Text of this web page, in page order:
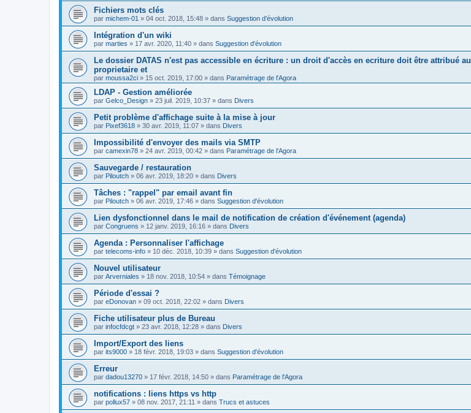
Fichiers mots clés
par michem-01 » 04 oct. 2018, 15:48 » dans Suggestion d'évolution
Intégration d'un wiki
par marties » 17 avr. 2020, 11:40 » dans Suggestion d'évolution
Le dossier DATAS n'est pas accessible en écriture : un droit d'accès en ecriture doit être attribué au
proprietaire et
par moussa2ci » 15 oct. 2019, 17:00 » dans Paramétrage de l'Agora
LDAP - Gestion améliorée
par Gelco_Design » 23 juil. 2019, 10:37 » dans Divers
Petit problème d'affichage suite à la mise à jour
par Pixef3618 » 30 avr. 2019, 11:07 » dans Divers
Impossibilité d'envoyer des mails via SMTP
par camexin78 » 24 avr. 2019, 00:42 » dans Paramétrage de l'Agora
Sauvegarde / restauration
par Piloutch » 06 avr. 2019, 18:20 » dans Divers
Tâches : "rappel" par email avant fin
par Piloutch » 06 avr. 2019, 17:46 » dans Suggestion d'évolution
Lien dysfonctionnel dans le mail de notification de création d'événement (agenda)
par Congruens » 12 janv. 2019, 16:16 » dans Divers
Agenda : Personnaliser l'affichage
par telecoms-info » 10 déc. 2018, 10:39 » dans Suggestion d'évolution
Nouvel utilisateur
par Arverniales » 18 nov. 2018, 10:54 » dans Témoignage
Période d'essai ?
par eDonovan » 09 oct. 2018, 22:02 » dans Divers
Fiche utilisateur plus de Bureau
par infocfdcgt » 23 avr. 2018, 12:28 » dans Divers
Import/Export des liens
par its9000 » 18 févr. 2018, 19:03 » dans Suggestion d'évolution
Erreur
par dadou13270 » 17 févr. 2018, 14:50 » dans Paramétrage de l'Agora
notifications : liens https vs http
par pollux57 » 08 nov. 2017, 21:11 » dans Trucs et astuces